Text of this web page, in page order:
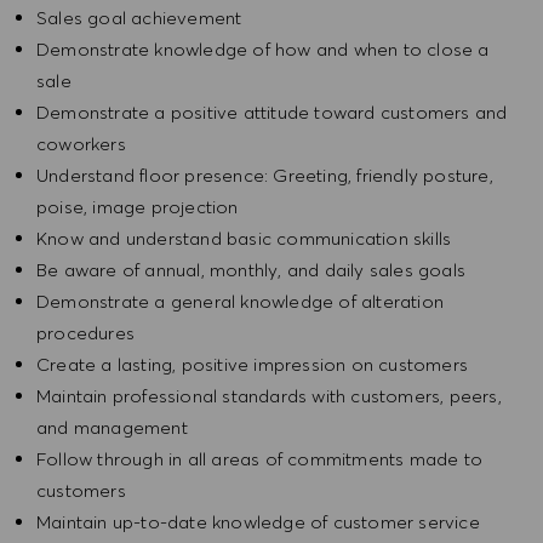
Sales goal achievement
Demonstrate knowledge of how and when to close a
sale
Demonstrate a positive attitude toward customers and
coworkers
Understand floor presence: Greeting, friendly posture,
poise, image projection
Know and understand basic communication skills
Be aware of annual, monthly, and daily sales goals
Demonstrate a general knowledge of alteration
procedures
Create a lasting, positive impression on customers
Maintain professional standards with customers, peers,
and management
Follow through in all areas of commitments made to
customers
Maintain up-to-date knowledge of customer service